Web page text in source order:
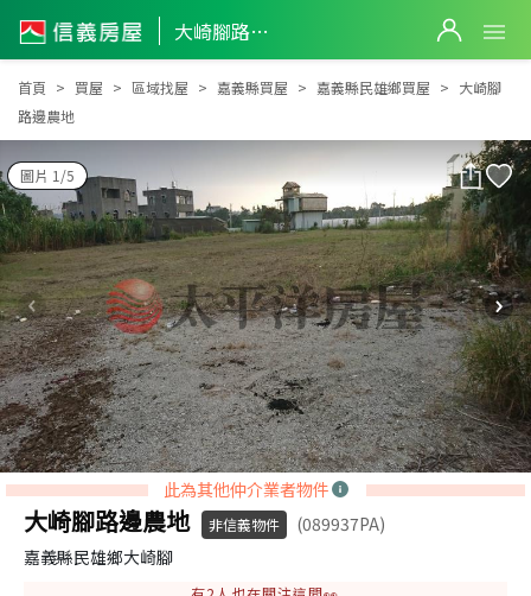
大崎腳路邊農地
大崎腳路邊農地
首頁 買屋 區域找屋 嘉義縣買屋 嘉義縣民雄鄉買屋
大崎腳
路邊農地
圖片 1/5
此為其他仲介業者物件
大崎腳路邊農地 非信義物件
(089937PA)
嘉義縣民雄鄉大崎腳